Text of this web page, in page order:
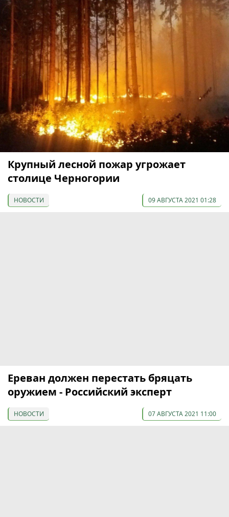
Крупный лесной пожар угрожает
столице Черногории
НОВОСТИ 09 АВГУСТА 2021 01:28
Ереван должен перестать бряцать
оружием - Российский эксперт
НОВОСТИ 07 АВГУСТА 2021 11:00